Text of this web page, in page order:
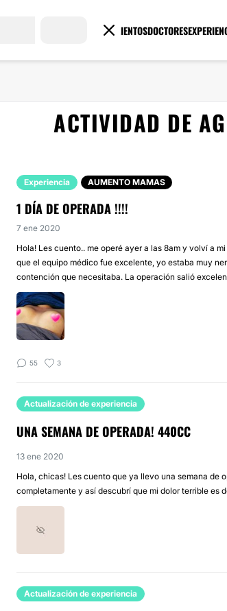
TRATAMIENTOSDOCTORES
ACTIVIDAD DE
Experiencia AUMENTO MAMAS
1 DÍA DE OPERADA !!!!
7 ene 2020
Hola! Les cuento.. me operé ayer a las 8am y volví a
que el equipo médico fue excelente, yo estaba muy
contención que necesitaba. La operación salió
55 3
Actualización de experiencia
UNA SEMANA DE OPERADA! 440CC
13 ene 2020
Hola, chicas! Les cuento que ya llevo una semana de
completamente y así descubrí que mi dolor terrible es
Actualización de experiencia